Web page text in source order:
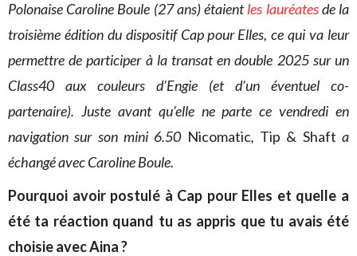
Polonaise Caroline Boule (27 ans) étaientles lauréatesde la
troisième édition du dispositif Cap pour Elles, ce qui va leur
permettre de participer à la transat en double 2025 sur un
Class40 aux couleurs d’Engie (et d’un éventuel co-
partenaire). Juste avant qu’elle ne parte ce vendredi en
navigation sur son mini 6.50 Nicomatic, Tip & Shaft a
échangé avec Caroline Boule.
Pourquoi avoir postulé à Cap pour Elles et quelle a
été ta réaction quand tu as appris que tu avais été
choisie avec Aina ?